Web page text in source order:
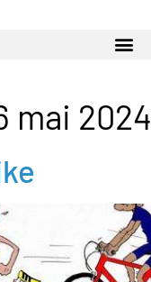
mai 2024